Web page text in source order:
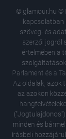
© glamour.hu ©
kapcsolatban
szöveg- és
szerzői jogról
értelmében a
Parlament és a
Az oldalak, azok
az azokon
minden és
írásbeli